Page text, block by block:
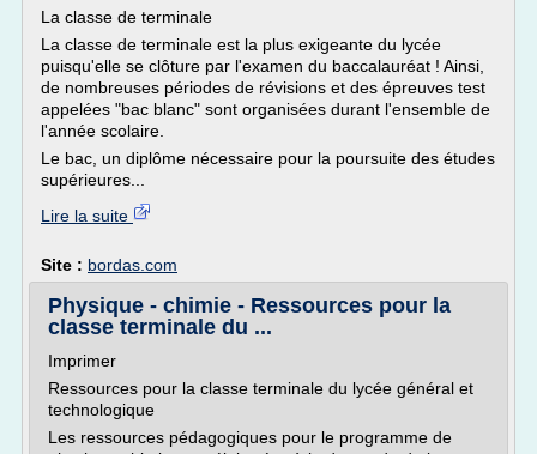
La classe de terminale
La classe de terminale est la plus exigeante du lycée
puisqu'elle se clôture par l'examen du baccalauréat ! Ainsi,
de nombreuses périodes de révisions et des épreuves test
appelées "bac blanc" sont organisées durant l'ensemble de
l'année scolaire.
Le bac, un diplôme nécessaire pour la poursuite des études
supérieures...
Lire la suite
Site : bordas.com
Physique - chimie - Ressources pour la
classe terminale du ...
Imprimer
Ressources pour la classe terminale du lycée général et
technologique
Les ressources pédagogiques pour le programme de